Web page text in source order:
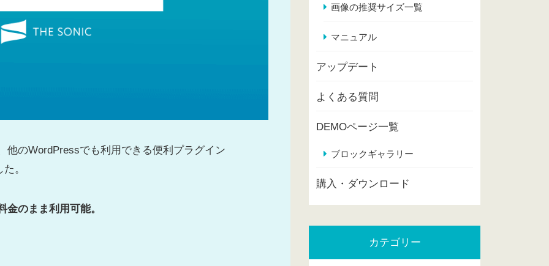
他のWordPressでも利用できる便利プラグイン
。
のまま利用可能。
画像の推奨サイズ一覧
マニュアル
アップデート
よくある質問
DEMOページ一覧
ブロックギャラリー
購入・ダウンロード
カテゴリー